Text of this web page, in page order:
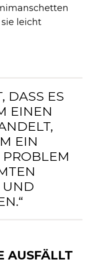
leicht
DASS ES
EINEN
EIN
UND
AUSFÄLLT